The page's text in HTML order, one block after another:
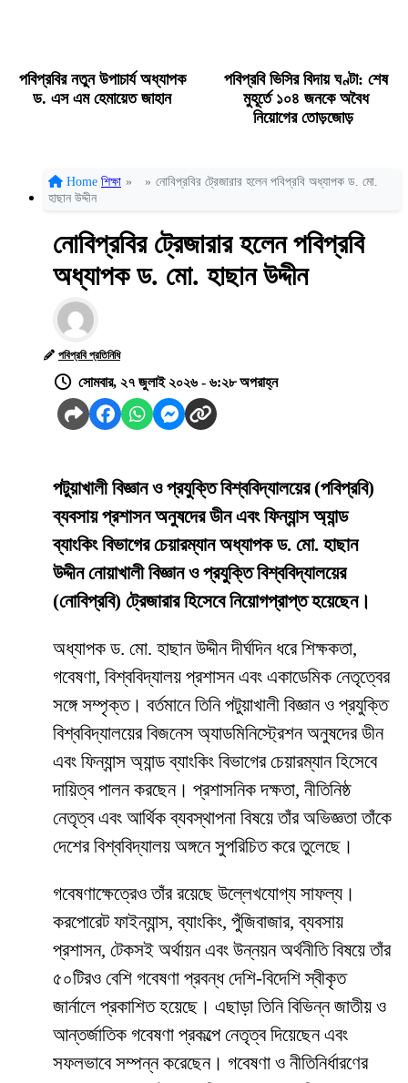
পবিপ্রবির নতুন উপাচার্য অধ্যাপক
ড. এস এম হেমায়েত জাহান
পবিপ্রবি ভিসির বিদায় ঘণ্টা: শেষ
মুহূর্তে ১০৪ জনকে অবৈধ
নিয়োগের তোড়জোড়
Home শিক্ষা » » নোবিপ্রবির ট্রেজারার হলেন পবিপ্রবি অধ্যাপক ড. মো.
হাছান উদ্দীন
নোবিপ্রবির ট্রেজারার হলেন পবিপ্রবি
অধ্যাপক ড. মো. হাছান উদ্দীন
পবিপ্রবি প্রতিনিধি
সোমবার, ২৭ জুলাই ২০২৬ - ৬:২৮ অপরাহ্ন
পটুয়াখালী বিজ্ঞান ও প্রযুক্তি বিশ্ববিদ্যালয়ের (পবিপ্রবি)
ব্যবসায় প্রশাসন অনুষদের ডীন এবং ফিন্যান্স অ্যান্ড
ব্যাংকিং বিভাগের চেয়ারম্যান অধ্যাপক ড. মো. হাছান
উদ্দীন নোয়াখালী বিজ্ঞান ও প্রযুক্তি বিশ্ববিদ্যালয়ের
(নোবিপ্রবি) ট্রেজারার হিসেবে নিয়োগপ্রাপ্ত হয়েছেন।
অধ্যাপক ড. মো. হাছান উদ্দীন দীর্ঘদিন ধরে শিক্ষকতা,
গবেষণা, বিশ্ববিদ্যালয় প্রশাসন এবং একাডেমিক নেতৃত্বের
সঙ্গে সম্পৃক্ত। বর্তমানে তিনি পটুয়াখালী বিজ্ঞান ও প্রযুক্তি
বিশ্ববিদ্যালয়ের বিজনেস অ্যাডমিনিস্ট্রেশন অনুষদের ডীন
এবং ফিন্যান্স অ্যান্ড ব্যাংকিং বিভাগের চেয়ারম্যান হিসেবে
দায়িত্ব পালন করছেন। প্রশাসনিক দক্ষতা, নীতিনিষ্ঠ
নেতৃত্ব এবং আর্থিক ব্যবস্থাপনা বিষয়ে তাঁর অভিজ্ঞতা তাঁকে
দেশের বিশ্ববিদ্যালয় অঙ্গনে সুপরিচিত করে তুলেছে।
গবেষণাক্ষেত্রেও তাঁর রয়েছে উল্লেখযোগ্য সাফল্য।
করপোরেট ফাইন্যান্স, ব্যাংকিং, পুঁজিবাজার, ব্যবসায়
প্রশাসন, টেকসই অর্থায়ন এবং উন্নয়ন অর্থনীতি বিষয়ে তাঁর
৫০টিরও বেশি গবেষণা প্রবন্ধ দেশি-বিদেশি স্বীকৃত
জার্নালে প্রকাশিত হয়েছে। এছাড়া তিনি বিভিন্ন জাতীয় ও
আন্তর্জাতিক গবেষণা প্রকল্পে নেতৃত্ব দিয়েছেন এবং
সফলভাবে সম্পন্ন করেছেন। গবেষণা ও নীতিনির্ধারণের